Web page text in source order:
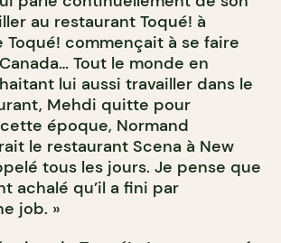
au restaurant Toqué! à
Toqué! commençait à se faire
Tout le monde en
lui aussi travailler dans le
Mehdi quitte pour
époque, Normand
le restaurant Scena à New
tous les jours. Je pense que
achalé qu’il a fini par
job. »